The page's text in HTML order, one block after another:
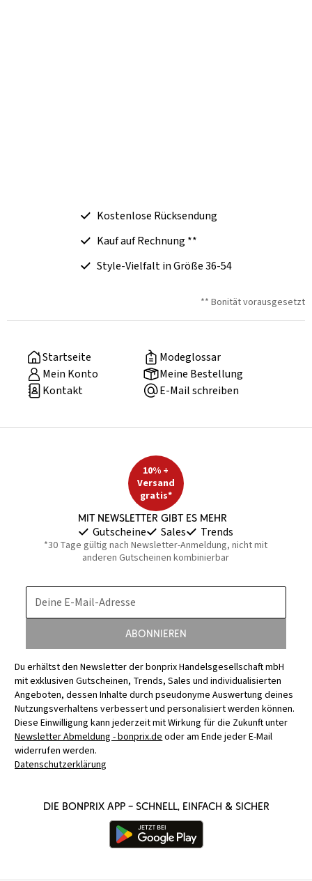
Kostenlose Rücksendung
Kauf auf Rechnung **
Style-Vielfalt in Größe 36-54
** Bonität vorausgesetzt
Startseite
Modeglossar
Mein Konto
Meine Bestellung
Kontakt
E-Mail schreiben
10% +
Versand
gratis*
Mit Newsletter gibt es mehr
Gutscheine Sales Trends
*30 Tage gültig nach Newsletter-Anmeldung, nicht mit
anderen Gutscheinen kombinierbar
Deine E-Mail-Adresse
Abonnieren
Du erhältst den Newsletter der bonprix Handelsgesellschaft mbH
mit exklusiven Gutscheinen, Trends, Sales und individualisierten
Angeboten, dessen Inhalte durch pseudonyme Auswertung deines
Nutzungsverhaltens verbessert und personalisiert werden können.
Diese Einwilligung kann jederzeit mit Wirkung für die Zukunft unter
Newsletter Abmeldung - bonprix.deoder am Ende jeder E-Mail
widerrufen werden.
Datenschutzerklärung
Die bonprix App – schnell, einfach & sicher